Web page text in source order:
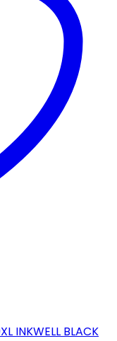
INKWELL BLACK